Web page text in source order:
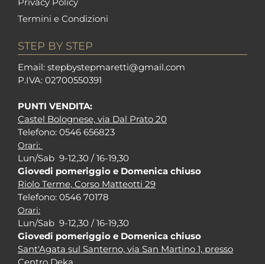
Termini e Condizioni
STEP BY STEP
Email: stepbystepmaretti@gmail.com
P.IVA: 02700550391
PUNTI VENDITA:
Castel Bolognese, via Dal Prato 20
Telefono: 0546 656823
Orari:
Lun/Sab 9-12,30 / 16-19,30
Giovedi pomeriggio e Domenica chiuso
Riolo Terme, Corso Matteotti 29
Telefono: 0546 70178
Orari:
Lun/Sab 9-12,30 / 16-19,30
Giovedi pomeriggio e Domenica chiuso
Sant'Agata sul Santerno, via San Martino 1, presso